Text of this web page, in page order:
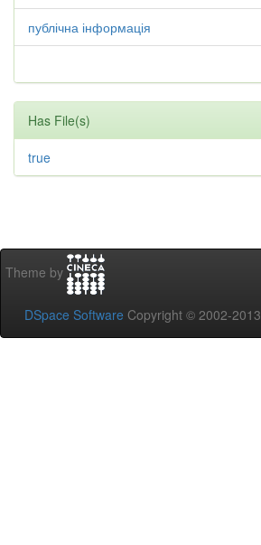
публічна інформація
Has File(s)
true
Theme by
DSpace Software Copyright © 2002-2013